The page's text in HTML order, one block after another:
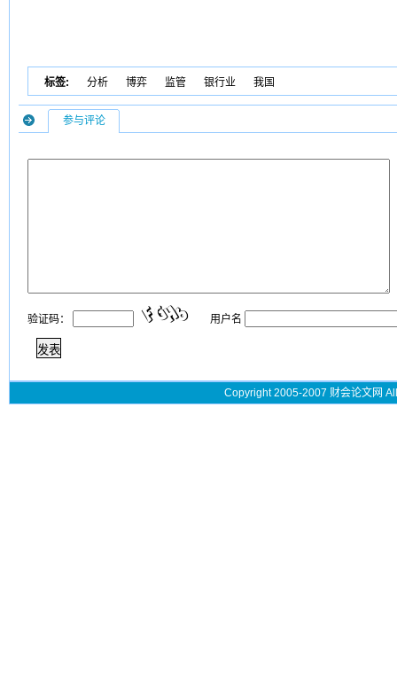
标签: 分析 博弈 监管 银行业 我国
参与评论
验证码： 用户名
Copyright 2005-2007 财会论文网